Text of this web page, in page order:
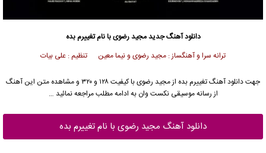
دانلود آهنگ جدیدمجید رضویبا نام تغییرم بده
ترانه سرا و آهنگساز : مجید رضوی و نیما معین تنظیم : علی بیات
جهت دانلود آهنگ تغییرم بده ازمجید رضوی
با کیفیت ۱۲۸ و ۳۲۰ و مشاهده متن این آهنگ
از رسانه موسیقی نکست وان به ادامه مطلب مراجعه نمائید …
دانلود آهنگ مجید رضوی با نام تغییرم بده